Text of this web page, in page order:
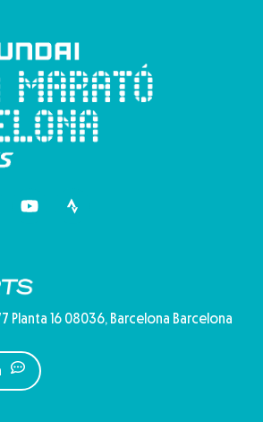
Planta 16 08036, Barcelona Barcelona